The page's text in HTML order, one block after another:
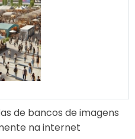
de bancos de imagens
na internet